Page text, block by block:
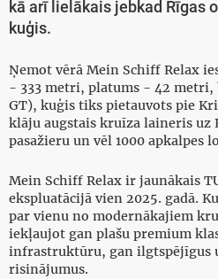
kā arī lielākais jebkad Rīgas
kuģis.
Ņemot vērā Mein Schiff Relax
- 333 metri, platums - 42 metri,
GT), kuģis tiks pietauvots pie
klāju augstais kruīza laineris uz
pasažieru un vēl 1000 apkalpes
Mein Schiff Relax ir jaunākais
ekspluatācijā vien 2025. gadā.
par vienu no modernākajiem
iekļaujot gan plašu premium
infrastruktūru, gan ilgtspējīgus
risinājumus.